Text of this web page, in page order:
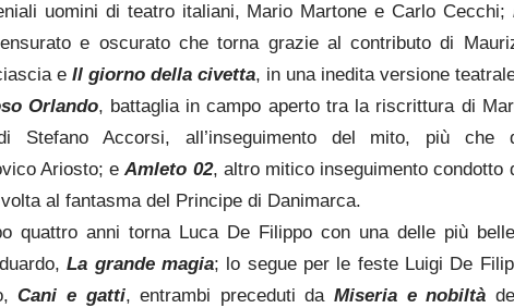
uomini di teatro italiani, Mario Martone e Carlo Cecchi;
e oscurato che torna grazie al contributo di
e Il giorno della civetta, in una inedita versione
Orlando, battaglia in campo aperto tra la riscrittura di
Stefano Accorsi, all’inseguimento del mito, più che
Ariosto; eAmleto 02, altro mitico inseguimento condotto
al fantasma del Principe di Danimarca.
quattro anni torna Luca De Filippo con una delle più
La grande magia; lo segue per le feste Luigi De
Cani e gatti, entrambi preceduti da Miseria e nobiltà